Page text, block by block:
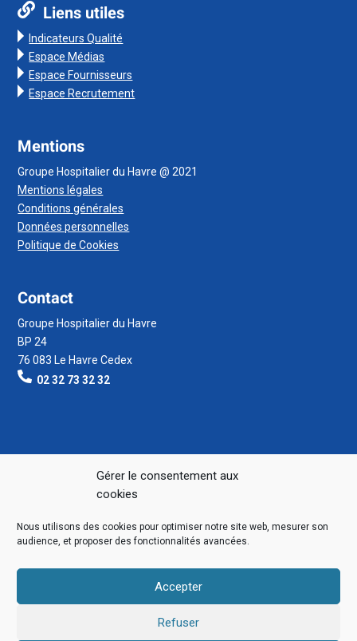
Gérer le consentement aux
cookies
Nous utilisons des cookies pour optimiser notre site web, mesurer son
audience, et proposer des fonctionnalités avancées.
Accepter
Refuser
Liens utiles
Indicateurs Qualité
Espace Médias
Espace Fournisseurs
Espace Recrutement
Mentions
Groupe Hospitalier du Havre @ 2021
Mentions légales
Conditions générales
Données personnelles
Politique de Cookies
Contact
Groupe Hospitalier du Havre
BP 24
76 083 Le Havre Cedex
02 32 73 32 32